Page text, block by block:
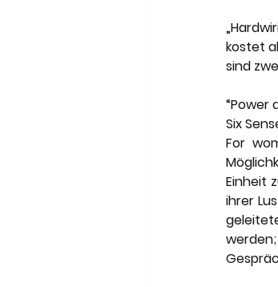
kostet
sind
“Power
Six
For
Einheit
ihrer